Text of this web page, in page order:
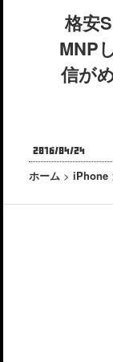
格安
MNP
信が
2016/04/24
ホーム > iPhone